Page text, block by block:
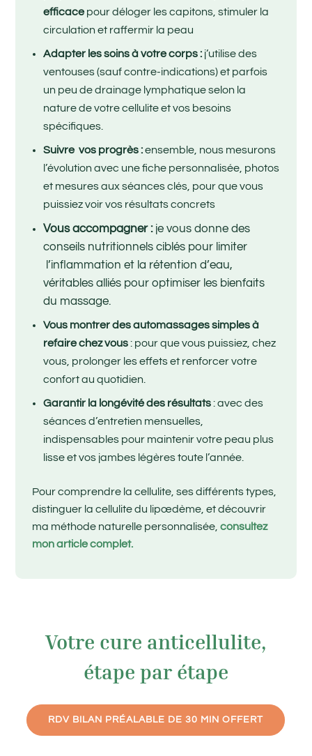
efficacepour déloger les capitons, stimuler la
circulation et raffermir la peau
Adapter les soins à votre corps : j’utilise des
ventouses (sauf contre-indications) et parfois
un peu de drainage lymphatique selon la
nature de votre cellulite et vos besoins
spécifiques.
Suivre vos progrès :ensemble, nous mesurons
l’évolution avec une fiche personnalisée, photos
et mesures aux séances clés, pour que vous
puissiez voir vos résultats concrets
Vous accompagner : je vous donne des
conseils nutritionnels ciblés pour limiter
l’inflammation et la rétention d’eau,
véritables alliés pour optimiser les bienfaits
du massage.
Vous montrer des automassages simples à
refaire chez vous: pour que vous puissiez, chez
vous, prolonger les effets et renforcer votre
confort au quotidien.
Garantir la longévité des résultats: avec des
séances d’entretien mensuelles,
indispensables pour maintenir votre peau plus
lisse et vos jambes légères toute l’année.
Pour comprendre la cellulite, ses différents types,
distinguer la cellulite du lipœdème, et découvrir
ma méthode naturelle personnalisée, consultez
mon article complet.
Votre cure anticellulite,
étape par étape
RDV BILAN PRÉALABLE DE 30 MIN OFFERT